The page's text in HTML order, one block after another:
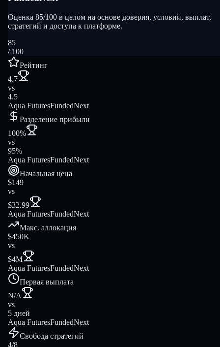
Оценка 85/100 в целом на основе доверия, условий, выплат,
стратегий и доступа к платформе.
85
/ 100
Рейтинг
4.7
vs
4.5
Aqua FuturesFundedNext
Разделение прибыли
100%
vs
95%
Aqua FuturesFundedNext
Начальная цена
$149
vs
$32.99
Aqua FuturesFundedNext
Макс. аллокация
$450K
vs
$4M
Aqua FuturesFundedNext
Первая выплата
N/A
vs
5 дней
Aqua FuturesFundedNext
Свобода стратегий
4/8